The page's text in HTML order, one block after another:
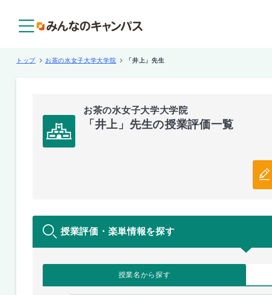
トップ お茶の水女子大学大学院 「井上」先生
お茶の水女子大学大学院
「井上」先生の授業評価一覧
授業評価・楽単情報を探す
授業名から探す